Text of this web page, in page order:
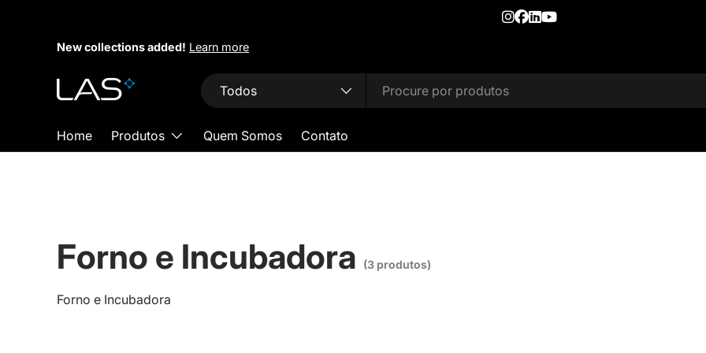
New collections added! Learn more
Busca
Tipo do produto
Todos
Home Produtos Quem Somos Contato
Forno e Incubadora (3 produtos)
Forno e Incubadora